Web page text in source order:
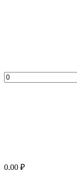
0,00 ₽